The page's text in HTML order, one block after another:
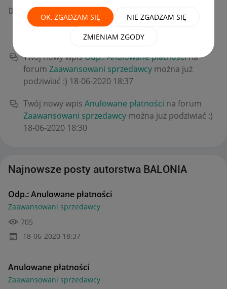
OK, ZGADZAM SIĘ NIE ZGADZAM SIĘ
ZMIENIAM ZGODY
Twój "W punkt!" dla kostas11 w poście
Anulowane płatności
niesie światu dobro!
18:38
Twój nowy wpisOdp.: Anulowane płatnościna
forum Zaawansowani sprzedawcy można już
podziwiać :) ‎18-06-2020 18:37
Twój nowy wpis Anulowane płatności na forum
Zaawansowani sprzedawcy można już podziwiać :)
‎18-06-2020 18:30
Najnowsze posty autorstwa BALONIA
Odp.: Anulowane płatności
Zaawansowani sprzedawcy
705
‎18-06-2020 18:37
Anulowane płatności
Zaawansowani sprzedawcy